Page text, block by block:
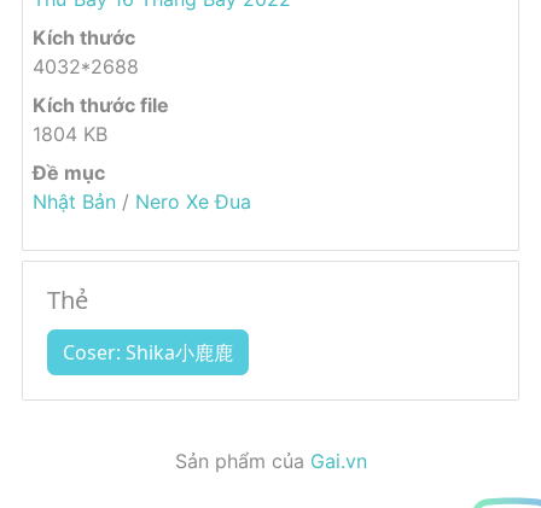
Kích thước
4032*2688
Kích thước file
1804 KB
Đề mục
Nhật Bản / Nero Xe Đua
Thẻ
Coser: Shika小鹿鹿
Sản phẩm của Gai.vn